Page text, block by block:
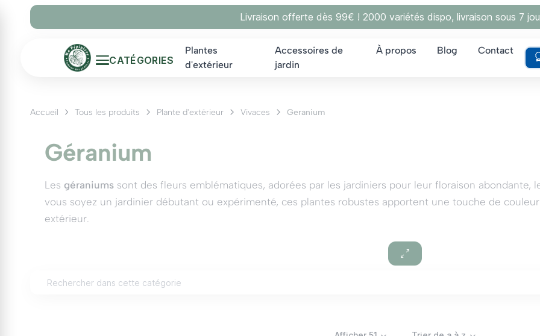
Livraison offerte dès 99€ ! 2000 variétés dispo, livraison sous 7
CATÉGORIES
Plantes
d'extérieur
Accessoires de
jardin
À propos Blog Contact
Accueil Tous les produits Plante d'extérieur Vivaces Geranium
Géranium
Les géraniumssont des fleurs emblématiques, adorées par les jardiniers pour leur floraison abondante,
vous soyez un jardinier débutant ou expérimenté, ces plantes robustes apportent une touche de
extérieur.
Le terme "géranium" est souvent utilisé pour désigner deux types de plantes très différentes : les
les pots. Leur popularité réside dans leur floraison spectaculaire et continue tout au long de la saison
Panneau de gestion des cookies